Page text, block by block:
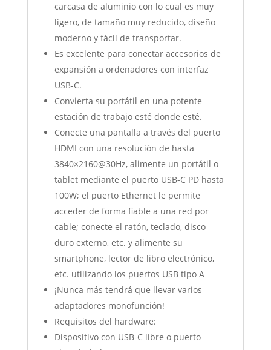
carcasa de aluminio con lo cual es muy
ligero, de tamaño muy reducido, diseño
moderno y fácil de transportar.
Es excelente para conectar accesorios de
expansión a ordenadores con interfaz
USB-C.
Convierta su portátil en una potente
estación de trabajo esté donde esté.
Conecte una pantalla a través del puerto
HDMI con una resolución de hasta
3840×2160@30Hz, alimente un portátil o
tablet mediante el puerto USB-C PD hasta
100W; el puerto Ethernet le permite
acceder de forma fiable a una red por
cable; conecte el ratón, teclado, disco
duro externo, etc. y alimente su
smartphone, lector de libro electrónico,
etc. utilizando los puertos USB tipo A
¡Nunca más tendrá que llevar varios
adaptadores monofunción!
Requisitos del hardware:
Dispositivo con USB-C libre o puerto